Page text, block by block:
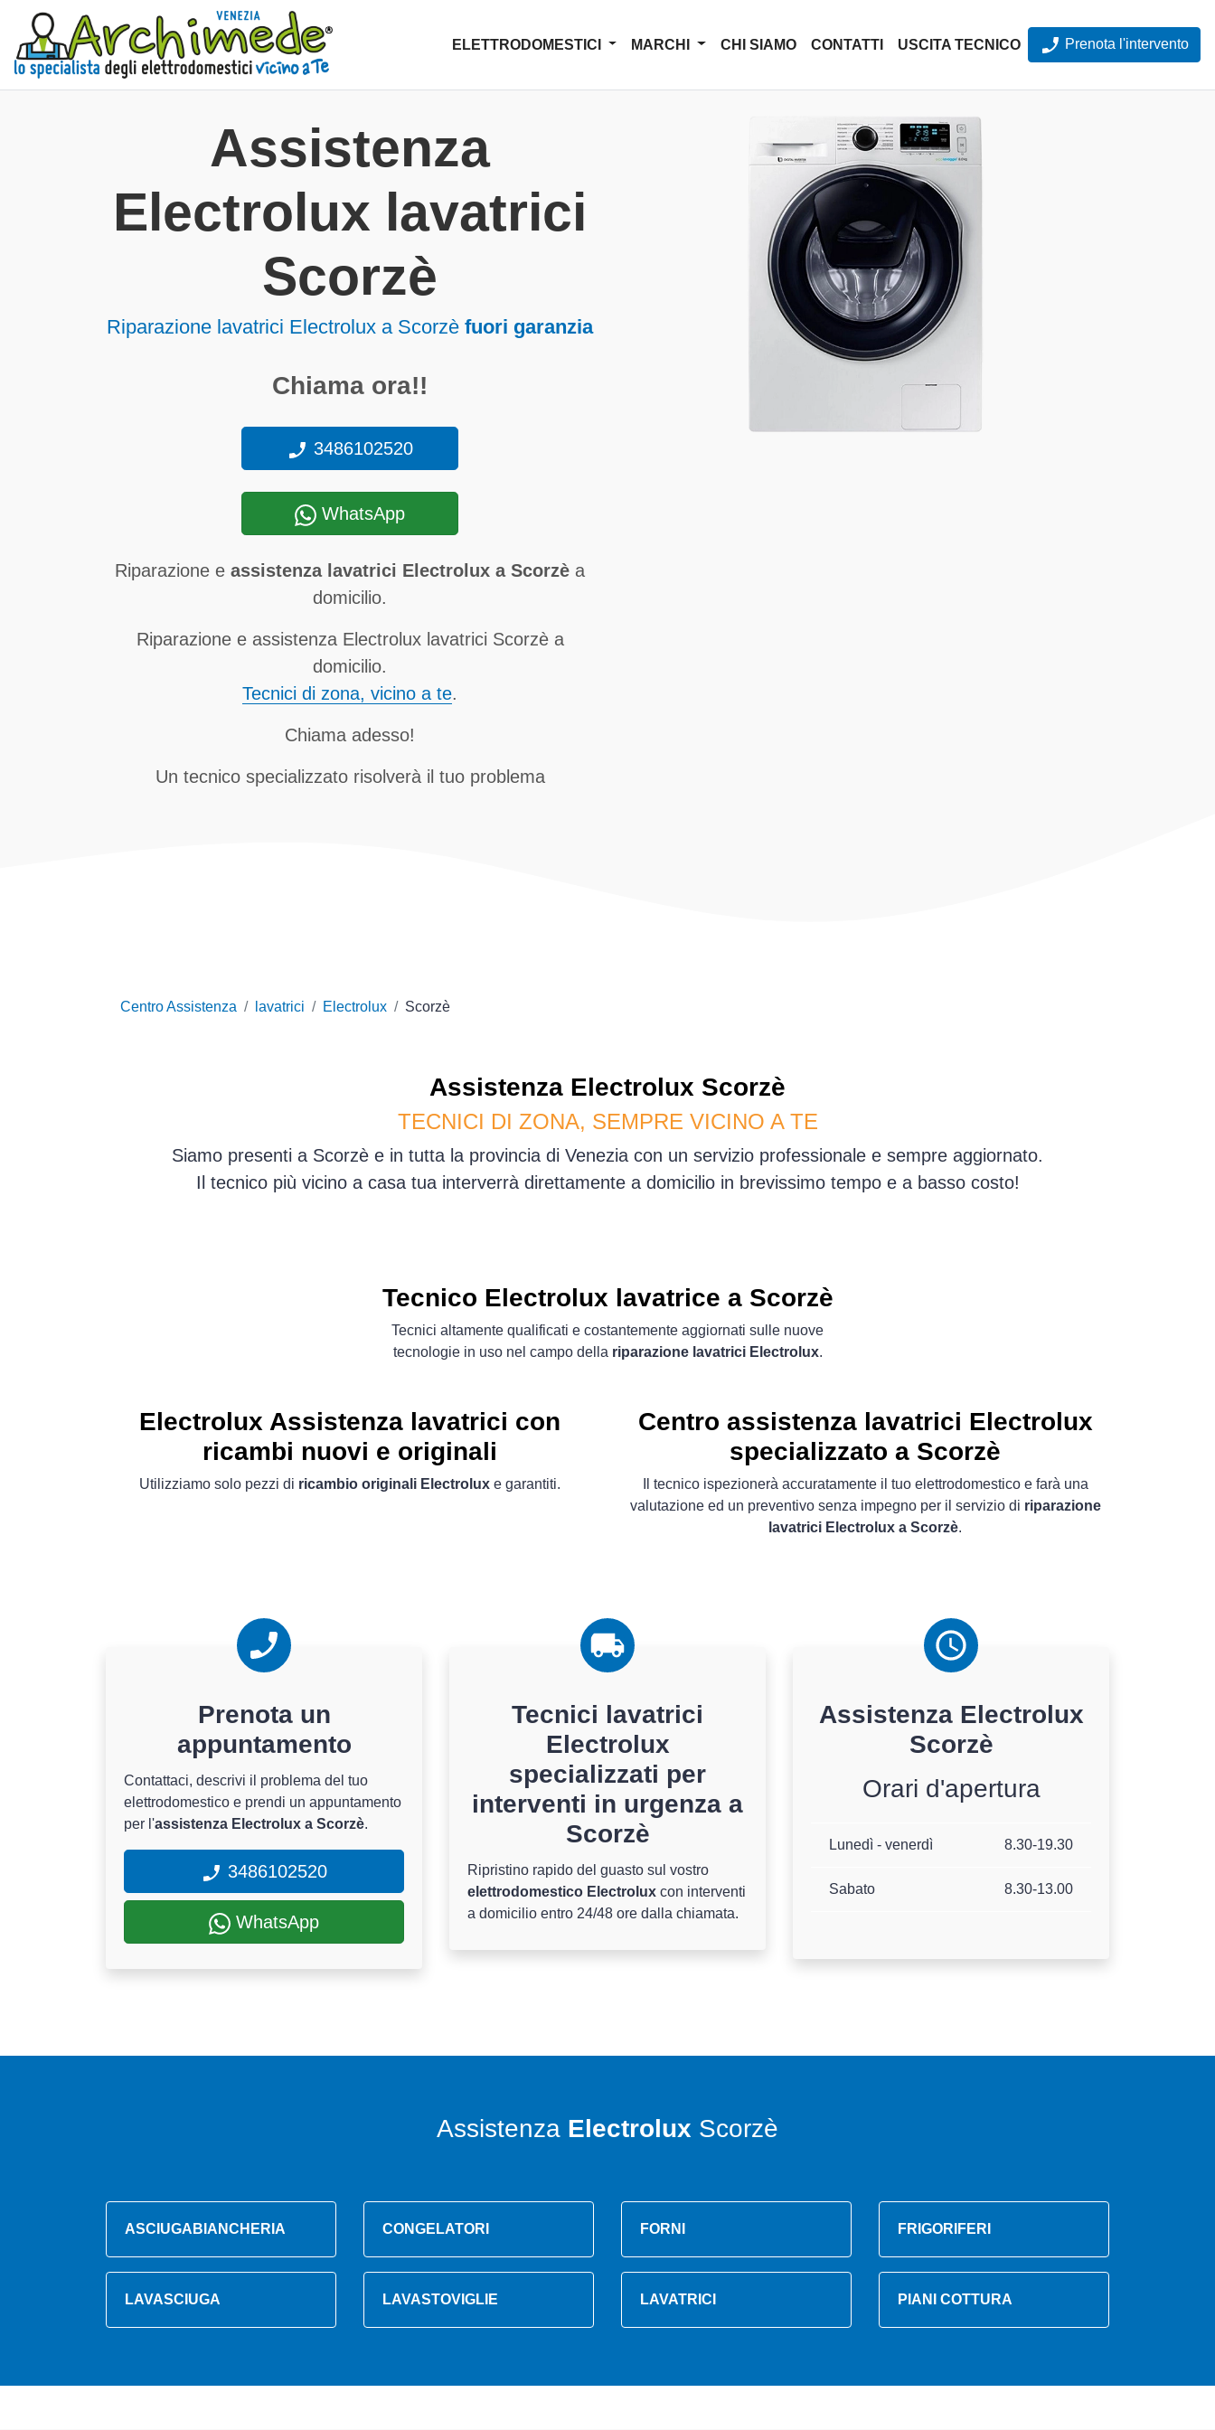
ELETTRODOMESTICI MARCHI CHI SIAMO CONTATTI USCITA TECNICO Prenota l'intervento
Assistenza
Electrolux lavatrici
Scorzè
Riparazione lavatrici Electrolux a Scorzè fuori garanzia
Chiama ora!!
3486102520
WhatsApp
Riparazione e assistenza lavatrici Electrolux a Scorzè a
domicilio.
Riparazione e assistenza Electrolux lavatrici Scorzè a
domicilio.
Tecnici di zona, vicino a te.
Chiama adesso!
Un tecnico specializzato risolverà il tuo problema
Centro Assistenza lavatrici Electrolux Scorzè
Assistenza Electrolux Scorzè
TECNICI DI ZONA, SEMPRE VICINO A TE
Siamo presenti a Scorzè e in tutta la provincia di Venezia con un servizio professionale e sempre aggiornato.
Il tecnico più vicino a casa tua interverrà direttamente a domicilio in brevissimo tempo e a basso costo!
Tecnico Electrolux lavatrice a Scorzè
Tecnici altamente qualificati e costantemente aggiornati sulle nuove
tecnologie in uso nel campo della riparazione lavatrici Electrolux.
Electrolux Assistenza lavatrici con
ricambi nuovi e originali
Utilizziamo solo pezzi di ricambio originali Electrolux e garantiti.
Centro assistenza lavatrici Electrolux
specializzato a Scorzè
Il tecnico ispezionerà accuratamente il tuo elettrodomestico e farà una
valutazione ed un preventivo senza impegno per il servizio di riparazione
lavatrici Electrolux a Scorzè.
Prenota un
appuntamento
Contattaci, descrivi il problema del tuo
elettrodomestico e prendi un appuntamento
per l'assistenza Electrolux a Scorzè.
3486102520
WhatsApp
Tecnici lavatrici
Electrolux
specializzati per
interventi in urgenza a
Scorzè
Ripristino rapido del guasto sul vostro
elettrodomestico Electrolux con interventi
a domicilio entro 24/48 ore dalla chiamata.
Assistenza Electrolux
Scorzè
Orari d'apertura
Lunedì - venerdì 8.30-19.30
Sabato 8.30-13.00
Assistenza Electrolux Scorzè
ASCIUGABIANCHERIA CONGELATORI FORNI FRIGORIFERI
LAVASCIUGA LAVASTOVIGLIE LAVATRICI PIANI COTTURA